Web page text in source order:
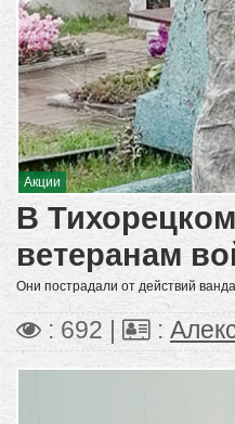
Акции
В
ветеранам
Они пострадали от действий
: 692 | :